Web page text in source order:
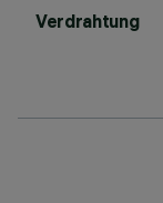
Verdrahtung